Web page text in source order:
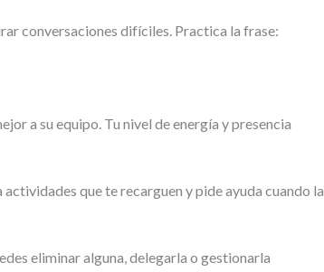
conversaciones difíciles. Practica la frase:
a su equipo. Tu nivel de energía y presencia
que te recarguen y pide ayuda cuando la
eliminar alguna, delegarla o gestionarla